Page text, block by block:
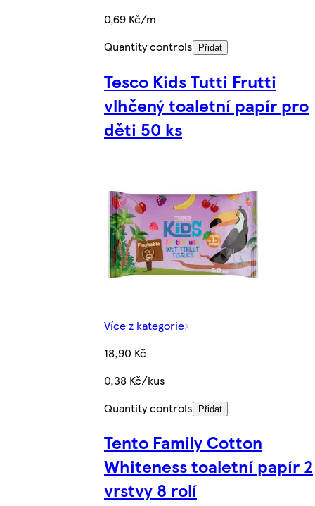
0,69 Kč/m
Quantity controls
Přidat
Tesco Kids Tutti Frutti
vlhčený toaletní papír pro
děti 50 ks
Více z kategorie
18,90 Kč
0,38 Kč/kus
Quantity controls
Přidat
Tento Family Cotton
Whiteness toaletní papír 2
vrstvy 8 rolí